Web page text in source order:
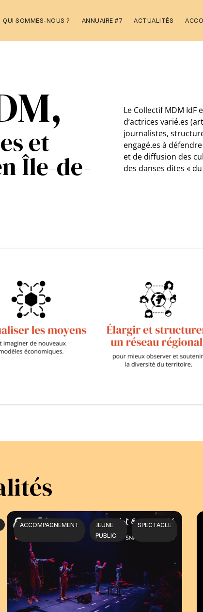
Aller
au
QUI SOMMES-NOUS ? ANNUAIRE #7 ACTUALITÉS
et
Île-de-
Le Collectif MDM IdF
d’actrices varié.es
journalistes,
engagé.es à
et de diffusion des
des danses dites «
ACCOMPAGNEMENT
JEUNE
PUBLIC
SPECTACLE